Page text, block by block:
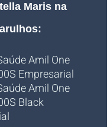
Maris na
Amil One
Empresarial
Amil One
Black